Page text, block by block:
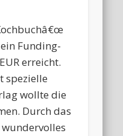
Funding-
erreicht.
spezielle
wollte die
Durch das